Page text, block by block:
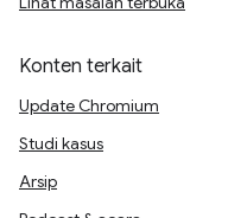
Konten terkait
Update Chromium
Studi kasus
Arsip